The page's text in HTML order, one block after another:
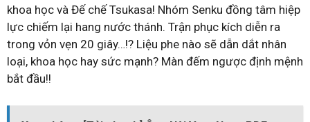
khoa học và Đế chế Tsukasa! Nhóm Senku đồng tâm hiệp
lực chiếm lại hang nước thánh. Trận phục kích diễn ra
trong vỏn vẹn 20 giây…!? Liệu phe nào sẽ dẫn dắt nhân
loại, khoa học hay sức mạnh? Màn đếm ngược định mệnh
bắt đầu!!